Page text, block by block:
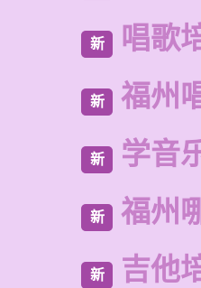
新 唱歌
新 福州
新 学音
新 福州
新 吉他